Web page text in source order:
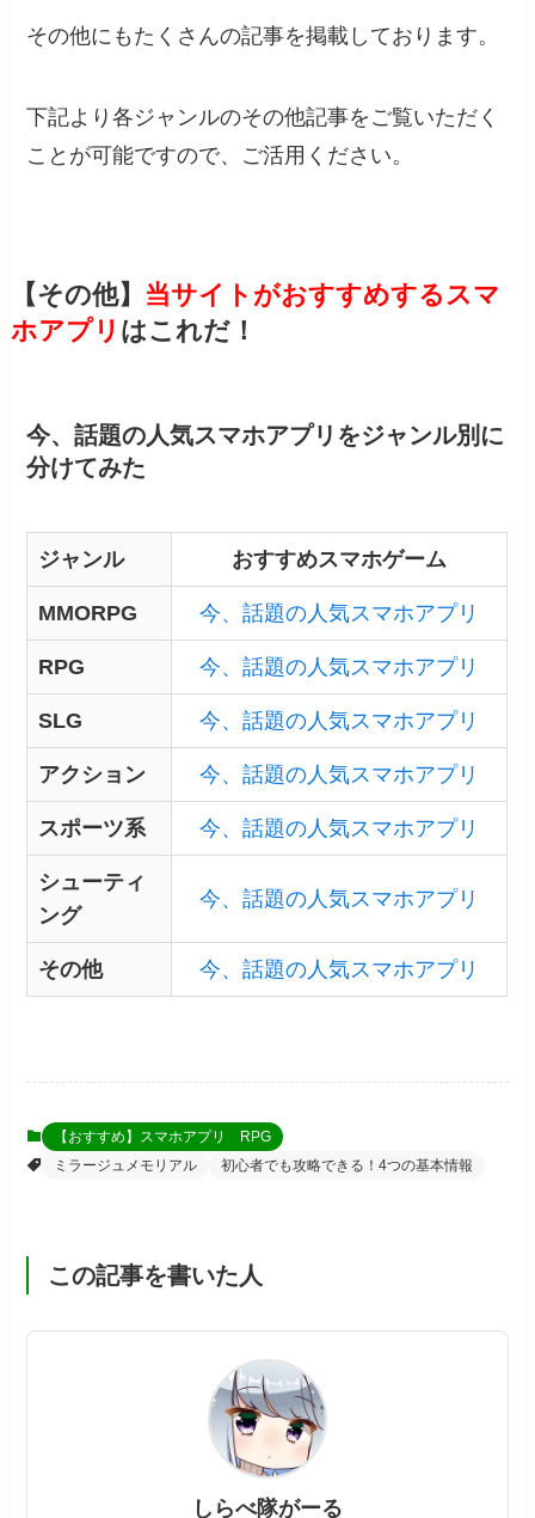
その他にもたくさんの記事を掲載しております。
下記より各ジャンルのその他記事をご覧いただく
ことが可能ですので、ご活用ください。
【その他】 当サイトがおすすめするスマ
ホアプリ はこれだ！
今、話題の人気スマホアプリをジャンル別に
分けてみた
ジャンル おすすめスマホゲーム
MMORPG 今、話題の人気スマホアプリ
RPG 今、話題の人気スマホアプリ
SLG 今、話題の人気スマホアプリ
アクション 今、話題の人気スマホアプリ
スポーツ系 今、話題の人気スマホアプリ
シューティ
ング
今、話題の人気スマホアプリ
その他 今、話題の人気スマホアプリ
【おすすめ】スマホアプリ RPG
ミラージュメモリアル
初心者でも攻略できる！4つの基本情報
この記事を書いた人
しらべ隊がーる